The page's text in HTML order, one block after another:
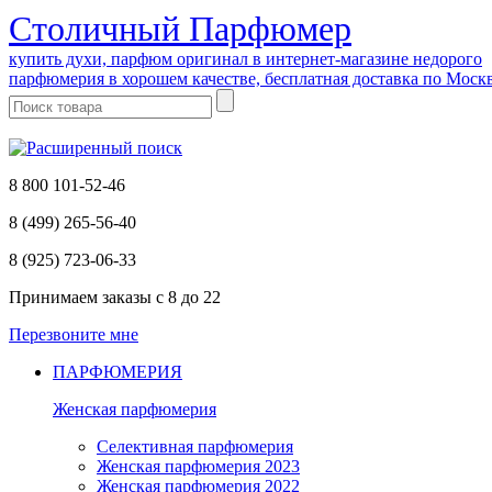
Cтоличный Парфюмер
купить духи, парфюм оригинал в интернет-магазине недорого
парфюмерия в хорошем качестве, бесплатная доставка по
8 800 101-52-46
8 (499) 265-56-40
8 (925) 723-06-33
Принимаем заказы с 8 до 22
Перезвоните мне
ПАРФЮМЕРИЯ
Женская парфюмерия
Селективная парфюмерия
Женская парфюмерия 2023
Женская парфюмерия 2022